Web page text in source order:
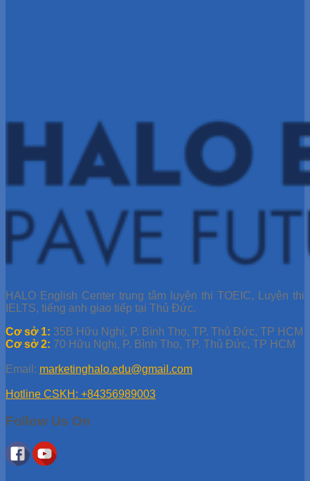
HALO English Center trung tâm luyện thi TOEIC, Luyện thi
IELTS, tiếng anh giao tiếp tại Thủ Đức.
Cơ sở 1: 35B Hữu Nghị, P. Bình Thọ, TP. Thủ Đức, TP HCM
Cơ sở 2: 70 Hữu Nghị, P. Bình Thọ, TP. Thủ Đức, TP HCM
Email: marketinghalo.edu@gmail.com
Hotline CSKH: +84356989003
Follow Us On